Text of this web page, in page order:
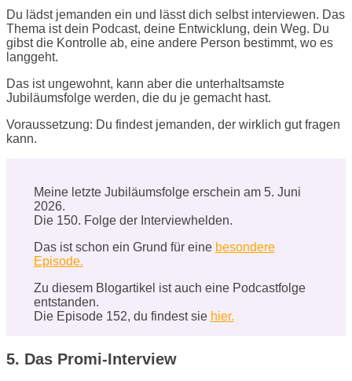
Du lädst jemanden ein und lässt dich selbst interviewen. Das
Thema ist dein Podcast, deine Entwicklung, dein Weg. Du
gibst die Kontrolle ab, eine andere Person bestimmt, wo es
langgeht.
Das ist ungewohnt, kann aber die unterhaltsamste
Jubiläumsfolge werden, die du je gemacht hast.
Voraussetzung: Du findest jemanden, der wirklich gut fragen
kann.
Meine letzte Jubiläumsfolge erschein am 5. Juni
2026.
Die 150. Folge der Interviewhelden.
Das ist schon ein Grund für eine besondere
Episode.
Zu diesem Blogartikel ist auch eine Podcastfolge
entstanden.
Die Episode 152, du findest sie hier.
5. Das Promi-Interview